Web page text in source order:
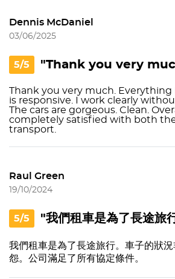
Dennis McDaniel
03/06/2025
5/5 "Thank you very
Thank you very much. Everything
is responsive. I work clearly
The cars are gorgeous. Clean.
completely satisfied with both
transport.
Raul Green
19/10/2024
5/5 "我們租車是為了長途旅
我們租車是為了長途旅行。車子的狀
怨。公司滿足了所有協定條件。